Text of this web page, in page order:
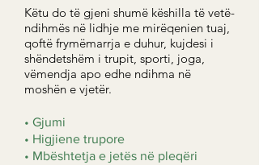
Këtu do të gjeni shumë këshilla të vetë-
ndihmës në lidhje me mirëqenien tuaj,
qoftë frymëmarrja e duhur, kujdesi i
shëndetshëm i trupit, sporti, joga,
vëmendja apo edhe ndihma në
moshën e vjetër.
• Gjumi
• Higjiene trupore
• Mbështetja e jetës në pleqëri